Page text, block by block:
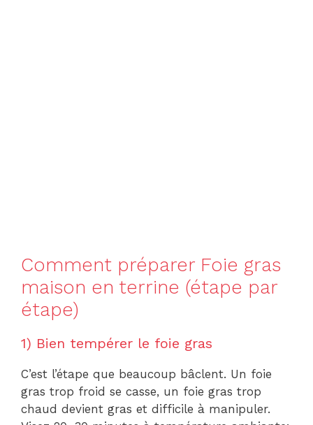
Comment préparer Foie gras
maison en terrine (étape par
étape)
1) Bien tempérer le foie gras
C’est l’étape que beaucoup bâclent. Un foie
gras trop froid se casse, un foie gras trop
chaud devient gras et difficile à manipuler.